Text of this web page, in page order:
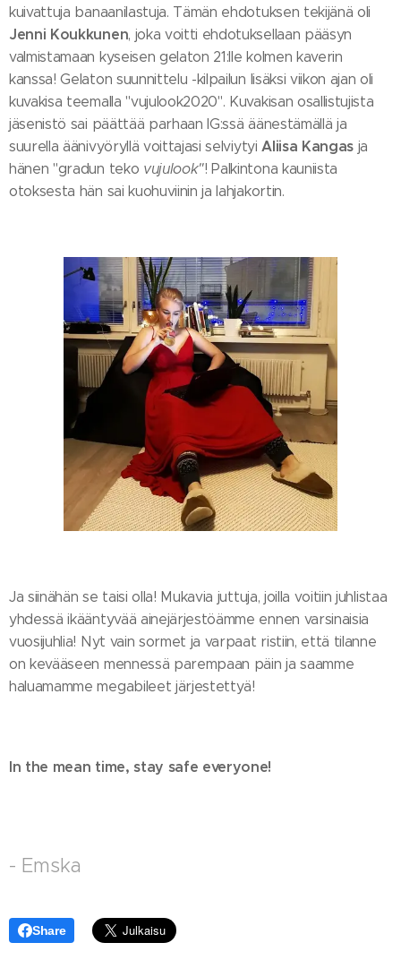
kuivattuja banaanilastuja. Tämän ehdotuksen tekijänä oli
Jenni Koukkunen, joka voitti ehdotuksellaan pääsyn
valmistamaan kyseisen gelaton 21:lle kolmen kaverin
kanssa! Gelaton suunnittelu -kilpailun lisäksi viikon ajan oli
kuvakisa teemalla "vujulook2020". Kuvakisan osallistujista
jäsenistö sai päättää parhaan IG:ssä äänestämällä ja
suurella äänivyöryllä voittajasi selviytyiAliisa Kangas ja
hänen "gradun teko vujulook"! Palkintona kauniista
otoksesta hän sai kuohuviinin ja lahjakortin.
Ja siinähän se taisi olla! Mukavia juttuja, joilla voitiin juhlistaa
yhdessä ikääntyvää ainejärjestöämme ennen varsinaisia
vuosijuhlia! Nyt vain sormet ja varpaat ristiin, että tilanne
on kevääseen mennessä parempaan päin ja saamme
haluamamme megabileet järjestettyä!
In the mean time, stay safe everyone!
- Emska
Share